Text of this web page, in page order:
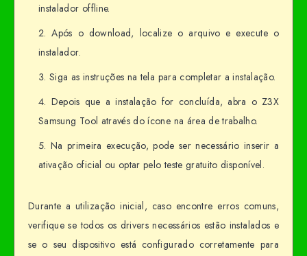
instalador offline.
Após o download, localize o arquivo e execute o
instalador.
Siga as instruções na tela para completar a instalação.
Depois que a instalação for concluída, abra o Z3X
Samsung Tool através do ícone na área de trabalho.
Na primeira execução, pode ser necessário inserir a
ativação oficial ou optar pelo teste gratuito disponível.
Durante a utilização inicial, caso encontre erros comuns,
verifique se todos os drivers necessários estão instalados e
se o seu dispositivo está configurado corretamente para